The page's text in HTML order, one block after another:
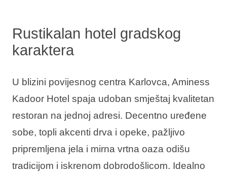
Rustikalan hotel gradskog
karaktera
U blizini povijesnog centra Karlovca, Aminess
Kadoor Hotel spaja udoban smještaj kvalitetan
restoran na jednoj adresi. Decentno uređene
sobe, topli akcenti drva i opeke, pažljivo
pripremljena jela i mirna vrtna oaza odišu
tradicijom i iskrenom dobrodošlicom. Idealno